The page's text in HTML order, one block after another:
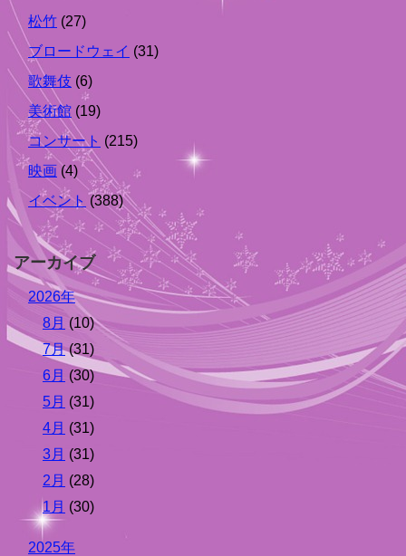
松竹 (27)
ブロードウェイ (31)
歌舞伎 (6)
美術館 (19)
コンサート (215)
映画 (4)
イベント (388)
アーカイブ
2026年
8月 (10)
7月(31)
6月 (30)
5月 (31)
4月 (31)
3月 (31)
2月 (28)
1月 (30)
2025年